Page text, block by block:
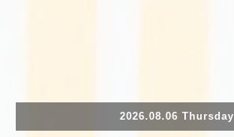
2026.08.06 Thursday